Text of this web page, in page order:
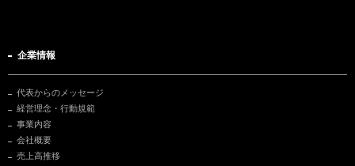
企業情報
代表からのメッセージ
経営理念・行動規範
事業内容
会社概要
売上高推移